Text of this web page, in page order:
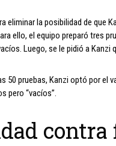
eliminar la posibilidad de que
ello, el equipo preparó tres
Luego, se le pidió a
50 pruebas, Kanzi optó por
pero “vacíos”.